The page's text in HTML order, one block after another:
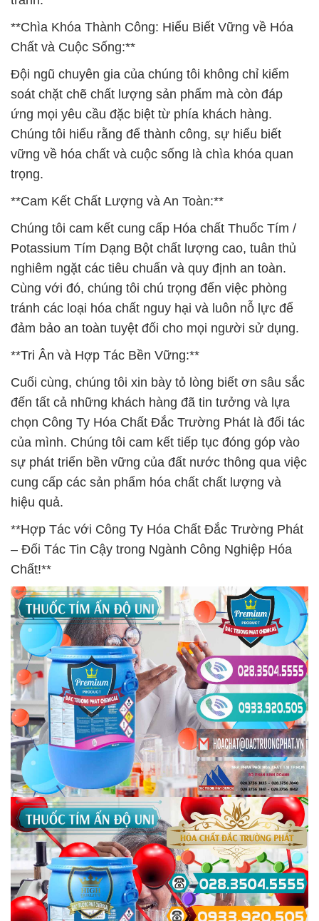
**Chìa Khóa Thành Công: Hiểu Biết Vững về Hóa
Chất và Cuộc Sống:**
Đội ngũ chuyên gia của chúng tôi không chỉ kiểm
soát chặt chẽ chất lượng sản phẩm mà còn đáp
ứng mọi yêu cầu đặc biệt từ phía khách hàng.
Chúng tôi hiểu rằng để thành công, sự hiểu biết
vững về hóa chất và cuộc sống là chìa khóa quan
trọng.
**Cam Kết Chất Lượng và An Toàn:**
Chúng tôi cam kết cung cấp Hóa chất Thuốc Tím /
Potassium Tím Dạng Bột chất lượng cao, tuân thủ
nghiêm ngặt các tiêu chuẩn và quy định an toàn.
Cùng với đó, chúng tôi chú trọng đến việc phòng
tránh các loại hóa chất nguy hại và luôn nỗ lực để
đảm bảo an toàn tuyệt đối cho mọi người sử dụng.
**Tri Ân và Hợp Tác Bền Vững:**
Cuối cùng, chúng tôi xin bày tỏ lòng biết ơn sâu sắc
đến tất cả những khách hàng đã tin tưởng và lựa
chọn Công Ty Hóa Chất Đắc Trường Phát là đối tác
của mình. Chúng tôi cam kết tiếp tục đóng góp vào
sự phát triển bền vững của đất nước thông qua việc
cung cấp các sản phẩm hóa chất chất lượng và
hiệu quả.
**Hợp Tác với Công Ty Hóa Chất Đắc Trường Phát
– Đối Tác Tin Cậy trong Ngành Công Nghiệp Hóa
Chất!**